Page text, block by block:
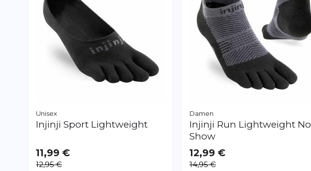
Unisex
Injinji Sport Lightweight
VERFÜGBAR
SML
11,99 €
12,95 €
Damen
Injinji Run Lightweight No
Show
VERFÜGBAR
SM
12,99 €
14,95 €